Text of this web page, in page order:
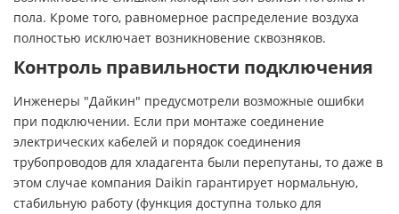
пола. Кроме того, равномерное распределение воздуха
полностью исключает возникновение сквозняков.
Контроль правильности подключения
Инженеры "Дайкин" предусмотрели возможные ошибки
при подключении. Если при монтаже соединение
электрических кабелей и порядок соединения
трубопроводов для хладагента были перепутаны, то даже в
этом случае компания Daikin гарантирует нормальную,
стабильную работу (функция доступна только для